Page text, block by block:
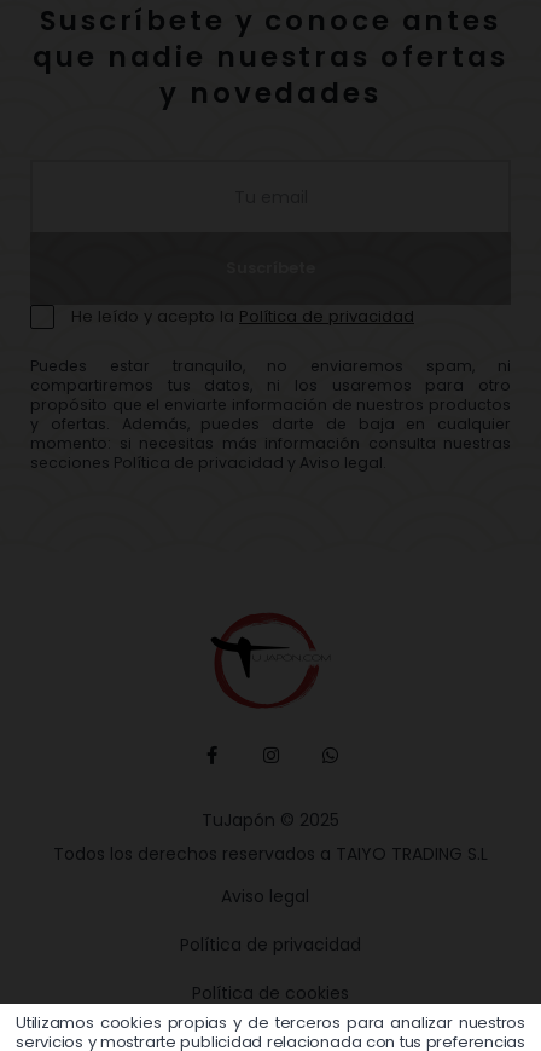
Suscríbete y conoce antes
que nadie nuestras ofertas
y novedades
Puedes estar tranquilo, no enviaremos spam, ni
compartiremos tus datos, ni los usaremos para otro
propósito que el enviarte información de nuestros productos
y ofertas. Además, puedes darte de baja en cualquier
momento: si necesitas más información consulta nuestras
secciones Política de privacidad y Aviso legal.
He leído y acepto la Política de privacidad
TuJapón © 2025
Todos los derechos reservados a TAIYO TRADING S.L
Aviso legal
Política de privacidad
Política de cookies
Términos y condiciones
Utilizamos cookies propias y de terceros para analizar nuestros
servicios y mostrarte publicidad relacionada con tus preferencias